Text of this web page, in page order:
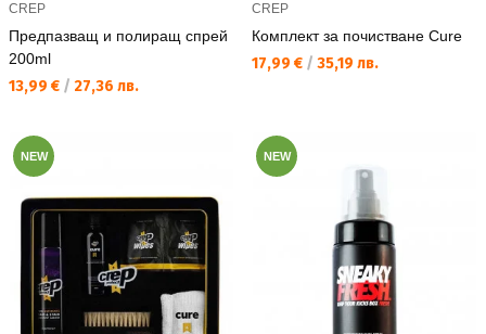
CREP
Предпазващ и полиращ спрей
200ml
Текуща цена:
13,99 € / 27,36 лв.
CREP
Комплект за почистване Cure
Текуща цена:
17,99 € / 35,19 лв.
NEW NEW